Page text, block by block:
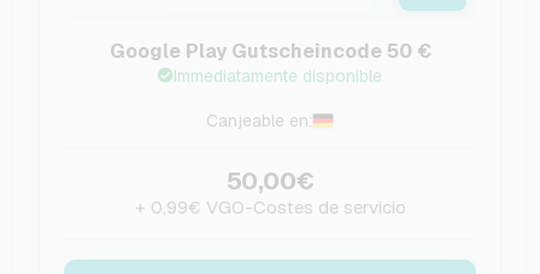
Google Play Gutscheincode 50 €
Immediatamente disponible
Canjeable en:
50,00€
+ 0,99€ VGO-Costes de servicio